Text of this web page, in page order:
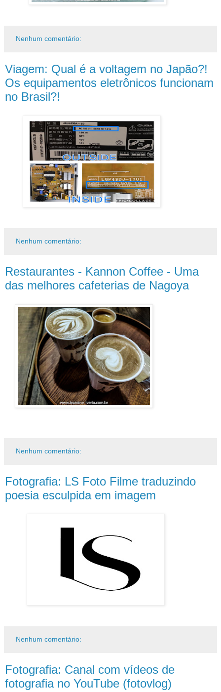
Nenhum comentário:
Viagem: Qual é a voltagem no Japão?!
Os equipamentos eletrônicos funcionam
no Brasil?!
Nenhum comentário:
Restaurantes - Kannon Coffee - Uma
das melhores cafeterias de Nagoya
Nenhum comentário:
Fotografia: LS Foto Filme traduzindo
poesia esculpida em imagem
Nenhum comentário:
Fotografia: Canal com vídeos de
fotografia no YouTube (fotovlog)